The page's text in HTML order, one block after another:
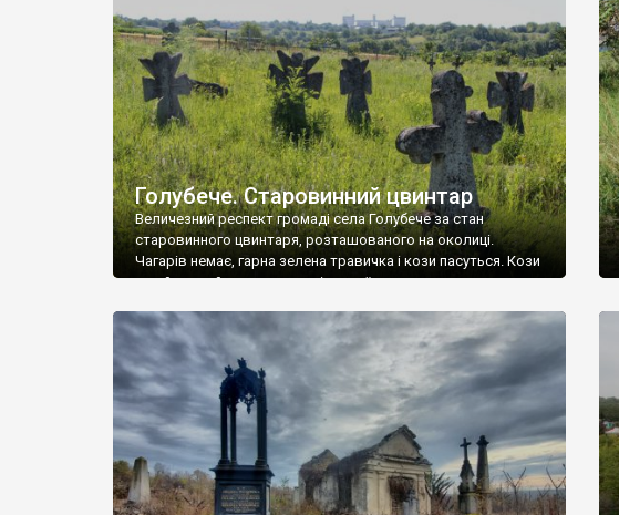
Голубече. Старовинний цвинтар
Величезний респект громаді села Голубече за стан
старовинного цвинтаря, розташованого на околиці.
Чагарів немає, гарна зелена травичка і кози пасуться. Кози
– найкращий регулятор шкідливої, для старих кладовищ,
бруньками, кози ті бруньки обгризають, бо то улюблений
делікатес. На цвинтарі у Голубечому ціла колекція
різноманітних форм хрестів. Село відносно невелике, […]